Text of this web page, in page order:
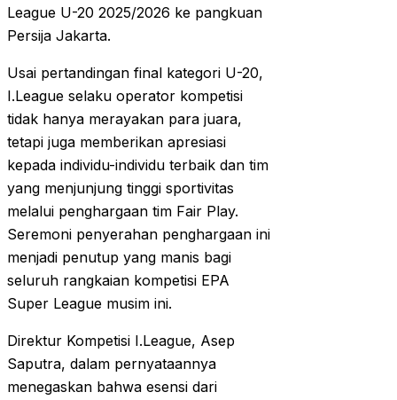
League U-20 2025/2026 ke pangkuan
Persija Jakarta.
Usai pertandingan final kategori U-20,
I.League selaku operator kompetisi
tidak hanya merayakan para juara,
tetapi juga memberikan apresiasi
kepada individu-individu terbaik dan tim
yang menjunjung tinggi sportivitas
melalui penghargaan tim Fair Play.
Seremoni penyerahan penghargaan ini
menjadi penutup yang manis bagi
seluruh rangkaian kompetisi EPA
Super League musim ini.
Direktur Kompetisi I.League, Asep
Saputra, dalam pernyataannya
menegaskan bahwa esensi dari